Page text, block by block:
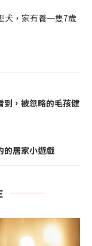
犬，家有養一隻7歲
到，被忽略的毛孩健
的居家小遊戲